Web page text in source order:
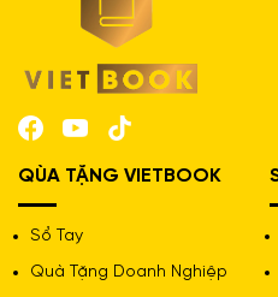
QÙA TẶNG VIETBOOK
Sổ Tay
Quà Tặng Doanh Nghiệp